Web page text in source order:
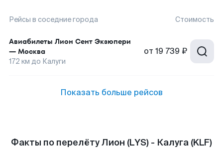
Рейсы в соседние города Стоимость
Авиабилеты Лион Сент Экзюпери
— Москва
172 км до Калуги
от 19 739 ₽
Показать больше рейсов
Факты по перелёту Лион (LYS) - Калуга (KLF)